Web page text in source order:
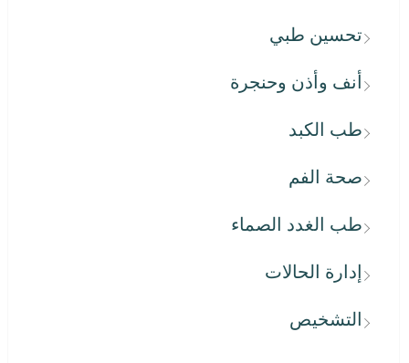
تحسين طبي
أنف وأذن وحنجرة
طب الكبد
صحة الفم
طب الغدد الصماء
إدارة الحالات
التشخيص